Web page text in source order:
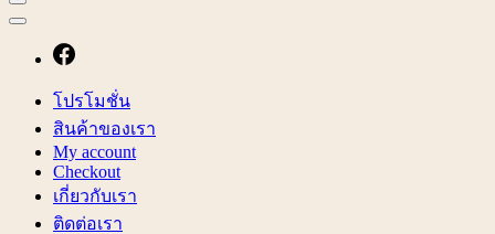
โปรโมชั่น
สินค้าของเรา
My account
Checkout
เกี่ยวกับเรา
ติดต่อเรา